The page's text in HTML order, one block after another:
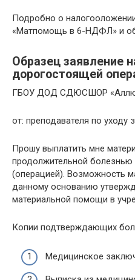
Подробно о
«Матпомощь в 6-НДФЛ» и
Образец заявление
дорогостоящей
ГБОУ ДОД СДЮСШОР
от: преподавателя по уходу
Прошу выплатить мне
продолжительной
(операцией). Возможность
данному основанию
материальной помощи в
Копии подтверждающих
Медицинское